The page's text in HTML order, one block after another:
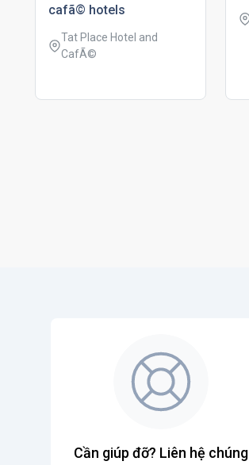
cafã© hotels
Tat Place Hotel and
CafÃ©
Cần giúp đỡ? Liên hệ chúng